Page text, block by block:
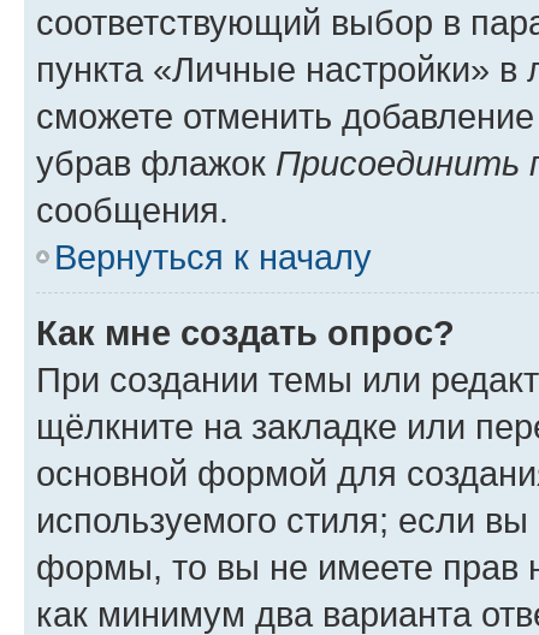
соответствующий выбор в
пункта «Личные настройки»
сможете отменить
убрав флажок Присоединить
сообщения.
Вернуться к началу
Как мне создать опрос?
При создании темы или
щёлкните на закладке или
основной формой для
используемого стиля; если
формы, то вы не имеете прав
как минимум два варианта